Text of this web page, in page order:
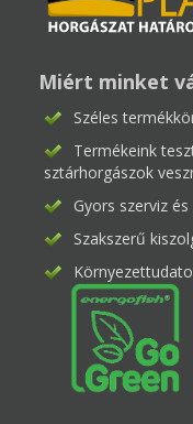
Miért minket
Széles
Termékeink
sztárhorgászok
Gyors szerviz
Szakszerű